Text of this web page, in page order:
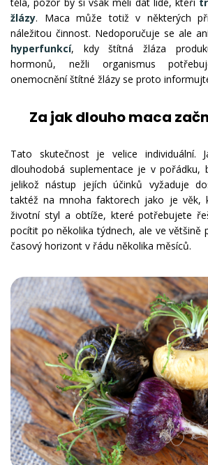
žlázy. Maca může totiž v některých
náležitou činnost. Nedoporučuje se ale
hyperfunkcí, kdy štítná žláza
hormonů, nežli organismus
onemocnění štítné žlázy se proto
Za jak dlouho maca
Tato skutečnost je velice individuální.
dlouhodobá suplementace je v pořádku,
jelikož nástup jejích účinků vyžaduje
taktéž na mnoha faktorech jako je věk,
životní styl a obtíže, které potřebujete
pocítit po několika týdnech, ale ve většině
časový horizont v řádu několika měsíců.